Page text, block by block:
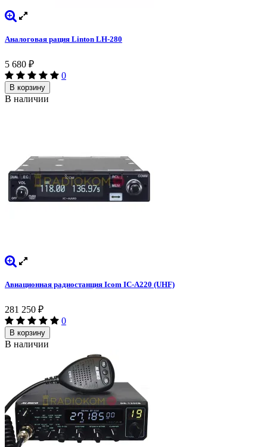
Аналоговая рация Linton LH-280
5 680 ₽
0
В корзину
В наличии
Авиационная радиостанция Icom IC-A220 (UHF)
281 250 ₽
0
В корзину
В наличии